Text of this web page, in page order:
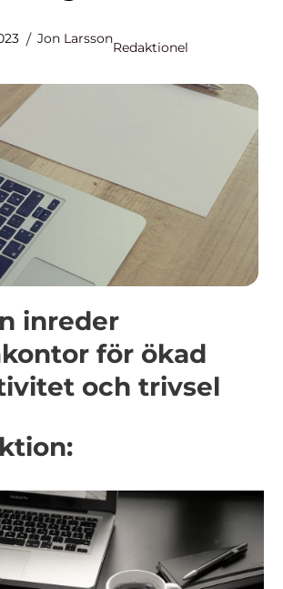
Jon Larsson
Redaktionel
inreder
för ökad
och trivsel